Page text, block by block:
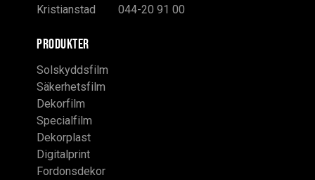
Kristianstad
044-20 91 00
PRODUKTER
Solskyddsfilm
Säkerhetsfilm
Dekorfilm
Specialfilm
Dekorplast
Digitalprint
Fordonsdekor